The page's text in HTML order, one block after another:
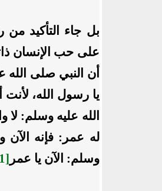
بل جاء التأكيد
على حب الإنسان
أن النبي صلى
يا رسول الله،
الله عليه وسلم:
له عمر: فإنه
وسلم: الآن يا عمر [1]